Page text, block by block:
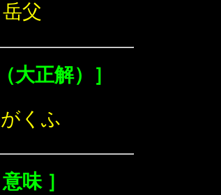
岳父
大正解）］
がくふ
意味 ］